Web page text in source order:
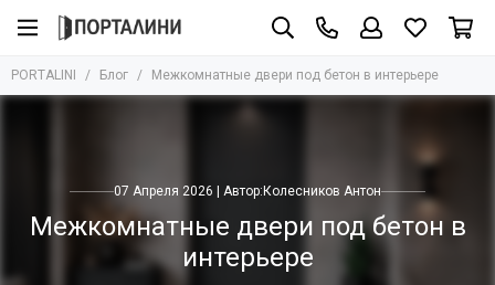
PORTALINI Блог Межкомнатные двери под бетон в интерьере
07 Апреля 2026 | Автор: Колесников Антон
Межкомнатные двери под бетон в
интерьере